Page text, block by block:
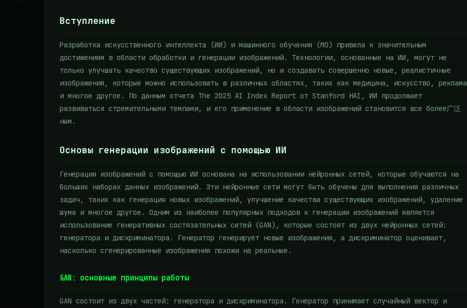
Вступление
Разработка искусственного интеллекта (ИИ) и машинного обучения (МО) привела к значительным
достижениям в области обработки и генерации изображений. Технологии, основанные на ИИ, могут не
только улучшать качество существующих изображений, но и создавать совершенно новые, реалистичные
изображения, которые можно использовать в различных областях, таких как медицина, искусство, реклама
и многое другое. По данным отчета The 2025 AI Index Report от Stanford HAI, ИИ продолжает
развиваться стремительными темпами, и его применение в области изображений становится все более广泛
ным.
Основы генерации изображений с помощью ИИ
Генерация изображений с помощью ИИ основана на использовании нейронных сетей, которые обучаются на
больших наборах данных изображений. Эти нейронные сети могут быть обучены для выполнения различных
задач, таких как генерация новых изображений, улучшение качества существующих изображений, удаление
шума и многое другое. Одним из наиболее популярных подходов к генерации изображений является
использование генеративных состязательных сетей (GAN), которые состоят из двух нейронных сетей:
генератора и дискриминатора. Генератор генерирует новые изображения, а дискриминатор оценивает,
насколько сгенерированные изображения похожи на реальные.
GAN: основные принципы работы
GAN состоит из двух частей: генератора и дискриминатора. Генератор принимает случайный вектор и